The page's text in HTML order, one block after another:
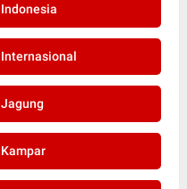
Indonesia
Internasional
Jagung
Kampar